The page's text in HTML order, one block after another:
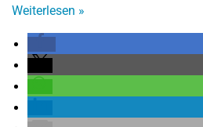
Weiterlesen »